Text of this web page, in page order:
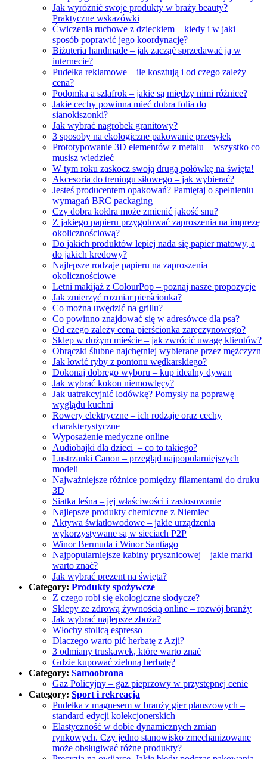
Jak wyróżnić swoje produkty w braży beauty?
Praktyczne wskazówki
Ćwiczenia ruchowe z dzieckiem – kiedy i w jaki
sposób poprawić jego koordynację?
Biżuteria handmade – jak zacząć sprzedawać ją w
internecie?
Pudełka reklamowe – ile kosztują i od czego zależy
cena?
Podomka a szlafrok – jakie są między nimi różnice?
Jakie cechy powinna mieć dobra folia do
sianokiszonki?
Jak wybrać nagrobek granitowy?
3 sposoby na ekologiczne pakowanie przesyłek
Prototypowanie 3D elementów z metalu – wszystko co
musisz wiedzieć
W tym roku zaskocz swoją drugą połówkę na święta!
Akcesoria do treningu siłowego – jak wybierać?
Jesteś producentem opakowań? Pamiętaj o spełnieniu
wymagań BRC packaging
Czy dobra kołdra może zmienić jakość snu?
Z jakiego papieru przygotować zaproszenia na imprezę
okolicznościową?
Do jakich produktów lepiej nada się papier matowy, a
do jakich kredowy?
Najlepsze rodzaje papieru na zaproszenia
okolicznościowe
Letni makijaż z ColourPop – poznaj nasze propozycje
Jak zmierzyć rozmiar pierścionka?
Co można uwędzić na grillu?
Co powinno znajdować się w adresówce dla psa?
Od czego zależy cena pierścionka zaręczynowego?
Sklep w dużym mieście – jak zwrócić uwagę klientów?
Obrączki ślubne najchętniej wybierane przez mężczyzn
Jak łowić ryby z pontonu wędkarskiego?
Dokonaj dobrego wyboru – kup idealny dywan
Jak wybrać kokon niemowlęcy?
Jak uatrakcyjnić lodówkę? Pomysły na poprawę
wyglądu kuchni
Rowery elektryczne – ich rodzaje oraz cechy
charakterystyczne
Wyposażenie medyczne online
Audiobajki dla dzieci – co to takiego?
Lustrzanki Canon – przegląd najpopularniejszych
modeli
Najważniejsze różnice pomiędzy filamentami do druku
3D
Siatka leśna – jej właściwości i zastosowanie
Najlepsze produkty chemiczne z Niemiec
Aktywa światłowodowe – jakie urządzenia
wykorzystywane są w sieciach P2P
Winor Bermuda i Winor Santiago
Najpopularniejsze kabiny prysznicowej – jakie marki
warto znać?
Jak wybrać prezent na święta?
Category: Produkty spożywcze
Z czego robi się ekologiczne słodycze?
Sklepy ze zdrową żywnością online – rozwój branży
Jak wybrać najlepsze zboża?
Włochy stolicą espresso
Dlaczego warto pić herbatę z Azji?
3 odmiany truskawek, które warto znać
Gdzie kupować zieloną herbatę?
Category: Samoobrona
Gaz Policyjny – gaz pieprzowy w przystępnej cenie
Category: Sport i rekreacja
Pudełka z magnesem w branży gier planszowych –
standard edycji kolekcjonerskich
Elastyczność w dobie dynamicznych zmian
rynkowych. Czy jedno stanowisko zmechanizowane
może obsługiwać różne produkty?